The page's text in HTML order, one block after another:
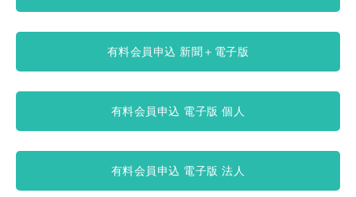
有料会員申込 新聞＋電子版
有料会員申込 電子版 個人
有料会員申込 電子版 法人